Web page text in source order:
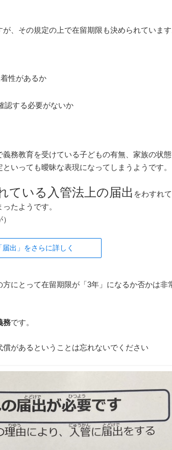
、その規定の上で在留期限も決められています
性があるか
認する必要がないか
務教育を受けている子どもの有無、家族の状
いっても曖昧な表現になってしまうようです。
ている入管法上の届出 をわすれ
たようです。
「届出」をさらに詳しく
方にとって在留期限が「3年」になるか否かは非
務です。
があるということは忘れないでください